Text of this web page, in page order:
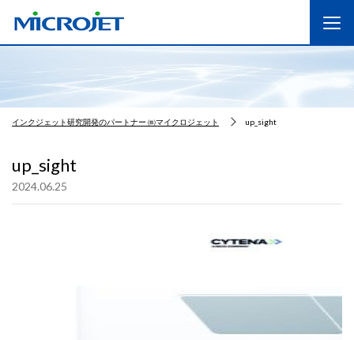
インクジェット研究開発のパートナー ㈱マイクロジェット up_sight
up_sight
2024.06.25